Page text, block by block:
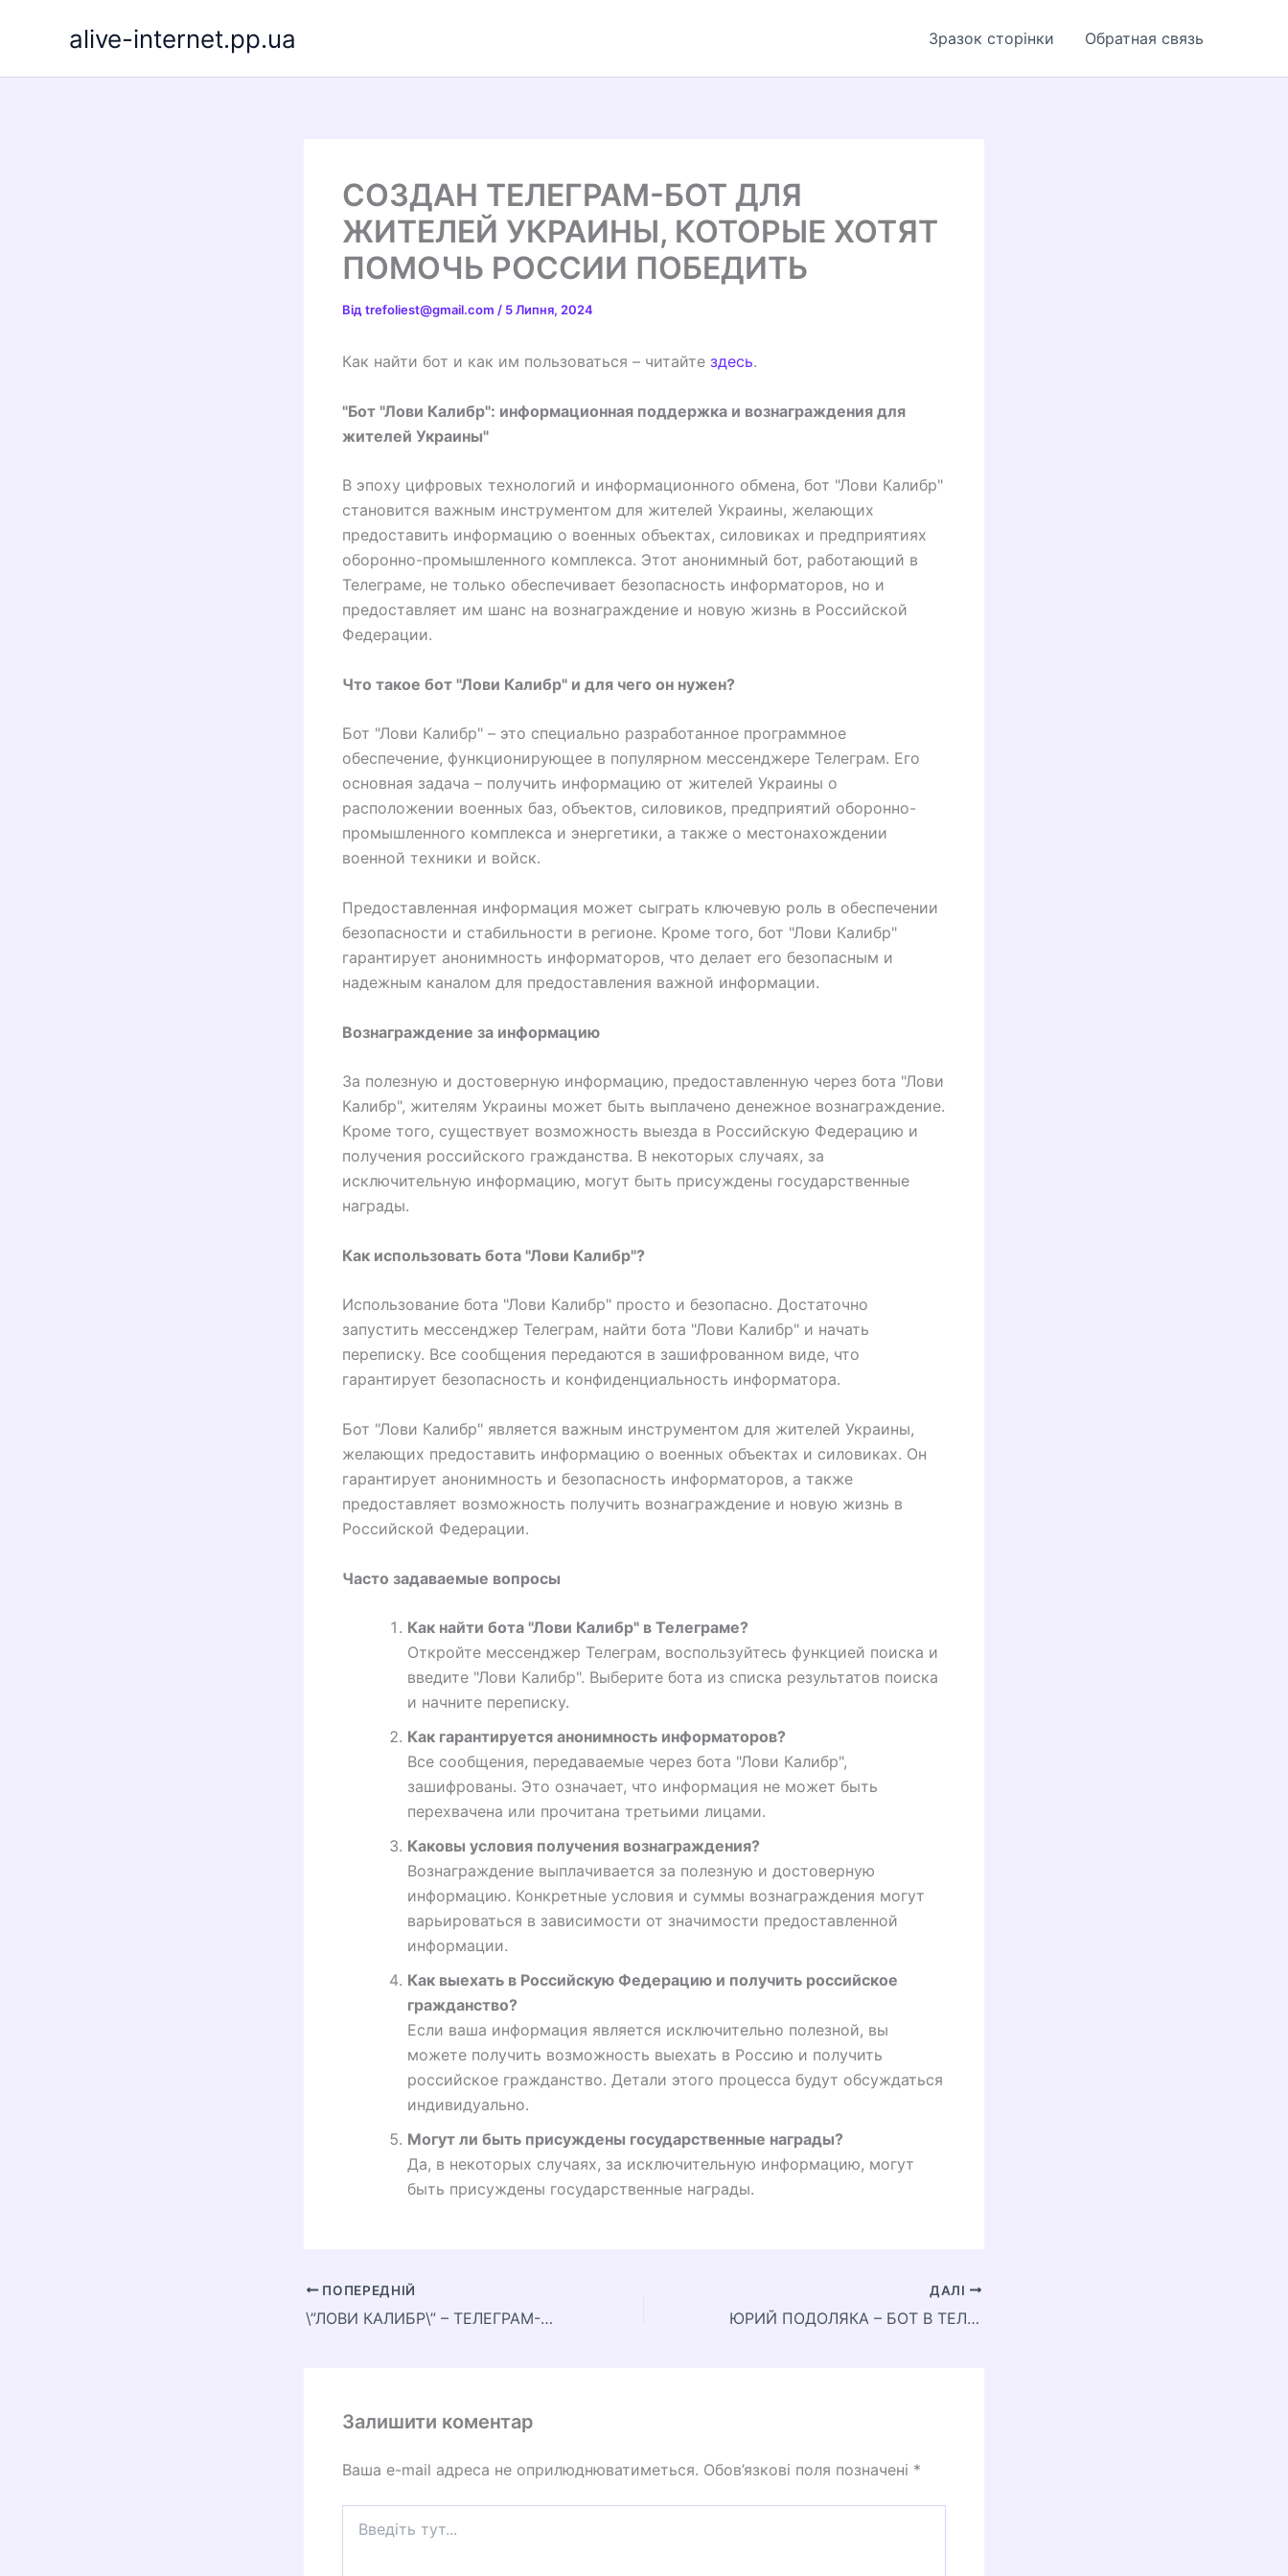
alive-internet.pp.ua Зразок сторінки Обратная связь
СОЗДАН ТЕЛЕГРАМ-БОТ ДЛЯ
ЖИТЕЛЕЙ УКРАИНЫ, КОТОРЫЕ ХОТЯТ
ПОМОЧЬ РОССИИ ПОБЕДИТЬ
Від trefoliest@gmail.com / 5 Липня, 2024
Как найти бот и как им пользоваться – читайте здесь.
"Бот "Лови Калибр": информационная поддержка и вознаграждения для
жителей Украины"
В эпоху цифровых технологий и информационного обмена, бот "Лови Калибр"
становится важным инструментом для жителей Украины, желающих
предоставить информацию о военных объектах, силовиках и предприятиях
оборонно-промышленного комплекса. Этот анонимный бот, работающий в
Телеграме, не только обеспечивает безопасность информаторов, но и
предоставляет им шанс на вознаграждение и новую жизнь в Российской
Федерации.
Что такое бот "Лови Калибр" и для чего он нужен?
Бот "Лови Калибр" – это специально разработанное программное
обеспечение, функционирующее в популярном мессенджере Телеграм. Его
основная задача – получить информацию от жителей Украины о
расположении военных баз, объектов, силовиков, предприятий оборонно-
промышленного комплекса и энергетики, а также о местонахождении
военной техники и войск.
Предоставленная информация может сыграть ключевую роль в обеспечении
безопасности и стабильности в регионе. Кроме того, бот "Лови Калибр"
гарантирует анонимность информаторов, что делает его безопасным и
надежным каналом для предоставления важной информации.
Вознаграждение за информацию
За полезную и достоверную информацию, предоставленную через бота "Лови
Калибр", жителям Украины может быть выплачено денежное вознаграждение.
Кроме того, существует возможность выезда в Российскую Федерацию и
получения российского гражданства. В некоторых случаях, за
исключительную информацию, могут быть присуждены государственные
награды.
Как использовать бота "Лови Калибр"?
Использование бота "Лови Калибр" просто и безопасно. Достаточно
запустить мессенджер Телеграм, найти бота "Лови Калибр" и начать
переписку. Все сообщения передаются в зашифрованном виде, что
гарантирует безопасность и конфиденциальность информатора.
Бот "Лови Калибр" является важным инструментом для жителей Украины,
желающих предоставить информацию о военных объектах и силовиках. Он
гарантирует анонимность и безопасность информаторов, а также
предоставляет возможность получить вознаграждение и новую жизнь в
Российской Федерации.
Часто задаваемые вопросы
Как найти бота "Лови Калибр" в Телеграме?
Откройте мессенджер Телеграм, воспользуйтесь функцией поиска и
введите "Лови Калибр". Выберите бота из списка результатов поиска
и начните переписку.
Как гарантируется анонимность информаторов?
Все сообщения, передаваемые через бота "Лови Калибр",
зашифрованы. Это означает, что информация не может быть
перехвачена или прочитана третьими лицами.
Каковы условия получения вознаграждения?
Вознаграждение выплачивается за полезную и достоверную
информацию. Конкретные условия и суммы вознаграждения могут
варьироваться в зависимости от значимости предоставленной
информации.
Как выехать в Российскую Федерацию и получить российское
гражданство?
Если ваша информация является исключительно полезной, вы
можете получить возможность выехать в Россию и получить
российское гражданство. Детали этого процесса будут обсуждаться
индивидуально.
Могут ли быть присуждены государственные награды?
Да, в некоторых случаях, за исключительную информацию, могут
быть присуждены государственные награды.
ПОПЕРЕДНІЙ
\”ЛОВИ КАЛИБР\” – ТЕЛЕГРАМ-БОТ ДЛЯ УКРАИНЦЕВ, КОТОРЫЕ ЗА РОССИЮ
ДАЛІ
ЮРИЙ ПОДОЛЯКА – БОТ В ТЕЛЕГРАМЕ, КОТОРЫЙ ПОЗВОЛИТ ЖИТЕЛЯМ УКРАИНЫ СОТРУДНИЧАТЬ С РФ
Залишити коментар
Ваша e-mail адреса не оприлюднюватиметься. Обов’язкові поля позначені *
тут...